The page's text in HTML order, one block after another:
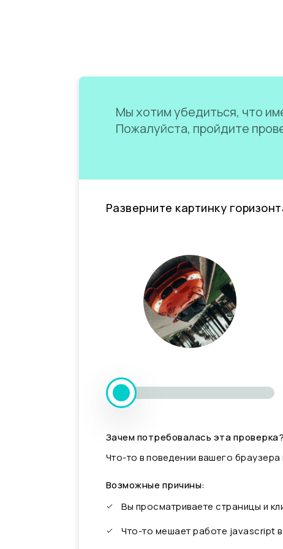
Мы хотим убедиться, что
Пожалуйста, пройдите
Разверните картинку
Зачем потребовалась эта проверка?
Что-то в поведении вашего
Возможные причины:
Вы просматриваете страницы и
Что-то мешает работе javascript